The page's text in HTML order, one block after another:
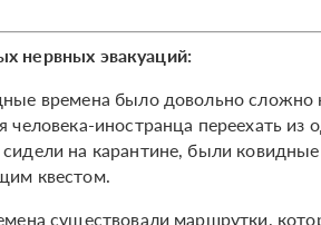
нервных эвакуаций:
времена было довольно сложно
человека-иностранца переехать
на карантине, были
квестом.
существовали маршрутки,